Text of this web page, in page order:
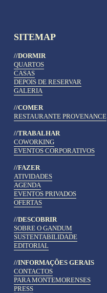
SITEMAP
//DORMIR
QUARTOS
CASAS
DEPOIS DE RESERVAR
GALERIA
//COMER
RESTAURANTE PROVENANCE
//TRABALHAR
COWORKING
EVENTOS CORPORATIVOS
//FAZER
ATIVIDADES
AGENDA
EVENTOS PRIVADOS
OFERTAS
//DESCOBRIR
SOBRE O GANDUM
SUSTENTABILIDADE
EDITORIAL
//INFORMAÇÕES GERAIS
CONTACTOS
PARA MONTEMORENSES
PRESS